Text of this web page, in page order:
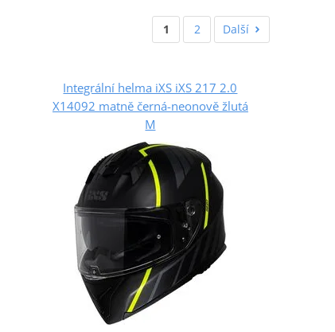
1 2 Další
Integrální helma iXS iXS 217 2.0
X14092 matně černá-neonově žlutá
M